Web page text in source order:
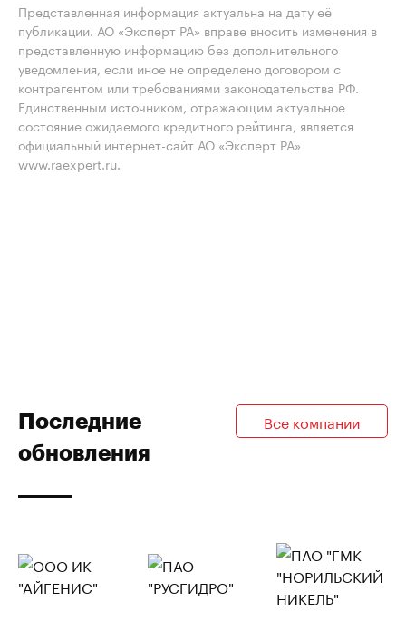
Представленная информация актуальна на дату её
публикации. АО «Эксперт РА» вправе вносить изменения в
представленную информацию без дополнительного
уведомления, если иное не определено договором с
контрагентом или требованиями законодательства РФ.
Единственным источником, отражающим актуальное
состояние ожидаемого кредитного рейтинга, является
официальный интернет-сайт АО «Эксперт РА»
www.raexpert.ru.
Последние
обновления
Все компании